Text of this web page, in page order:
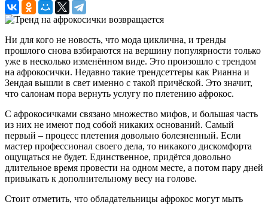
Ни для кого не новость, что мода циклична, и тренды
прошлого снова взбираются на вершину популярности только
уже в несколько изменённом виде. Это произошло с трендом
на афрокосички. Недавно такие трендсеттеры как Рианна и
Зендая вышли в свет именно с такой причёской. Это значит,
что салонам пора вернуть услугу по плетению афрокос.
С афрокосичками связано множество мифов, и большая часть
из них не имеют под собой никаких оснований. Самый
первый – процесс плетения довольно болезненный. Если
мастер профессионал своего дела, то никакого дискомфорта
ощущаться не будет. Единственное, придётся довольно
длительное время провести на одном месте, а потом пару дней
привыкать к дополнительному весу на голове.
Стоит отметить, что обладательницы афрокос могут мыть